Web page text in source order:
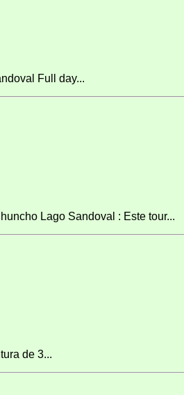
Full day...
Lago Sandoval : Este tour...
de 3...